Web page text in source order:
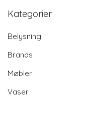
Kategorier
Belysning
Brands
Møbler
Vaser